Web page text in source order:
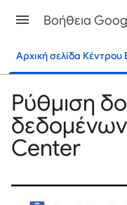
Αρχική σελίδα Κέντρου
Ρύθμιση
Center